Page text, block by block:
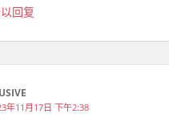
回复
年11月17日 下午2:38